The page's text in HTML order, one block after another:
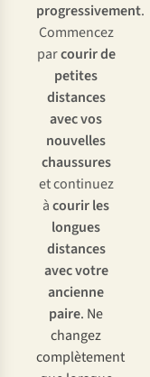
progressivement.
Commencez
parcourir de
petites
distances
avec vos
nouvelles
chaussures
et continuez
àcourir les
longues
distances
avec votre
ancienne
paire. Ne
changez
complètement